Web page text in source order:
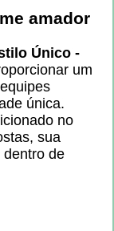
amador
Único -
um
única.
no
sua
dentro de